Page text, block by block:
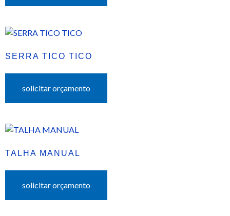
SERRA TICO TICO
solicitar orçamento
TALHA MANUAL
solicitar orçamento